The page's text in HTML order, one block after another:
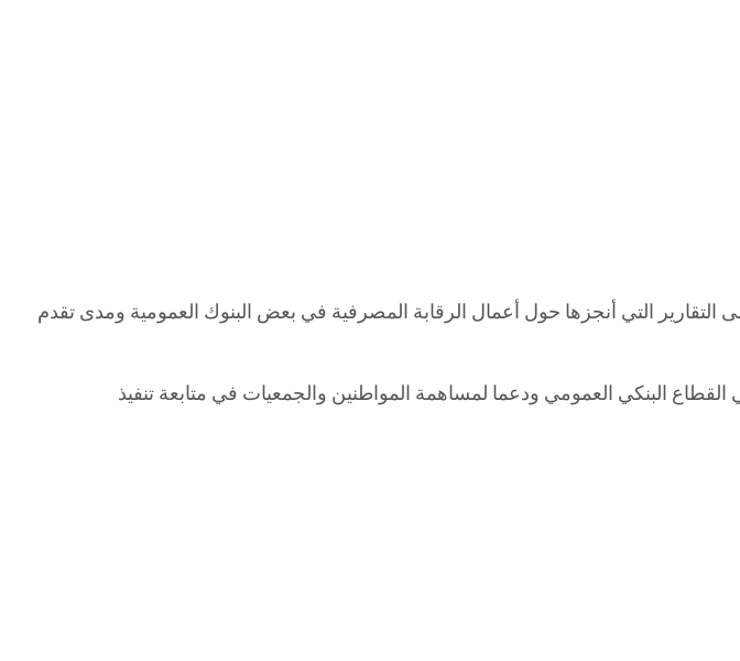
التي أنجزها حول أعمال الرقابة المصرفية في بعض البنوك العمومية ومدى تقدم
البنكي العمومي ودعما لمساهمة المواطنين والجمعيات في متابعة تنفيذ